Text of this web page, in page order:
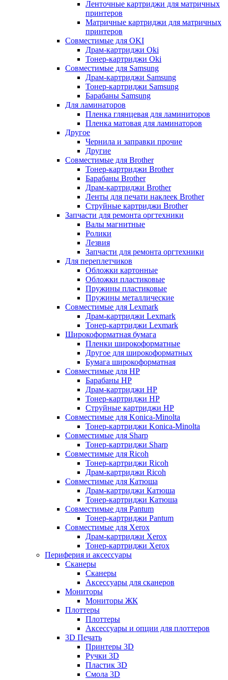
Ленточные картриджи для матричных
принтеров
Матричные картриджи для матричных
принтеров
Совместимые для OKI
Драм-картриджи Oki
Тонер-картриджи Oki
Совместимые для Samsung
Драм-картриджи Samsung
Тонер-картриджи Samsung
Барабаны Samsung
Для ламинаторов
Пленка глянцевая для ламиниторов
Пленка матовая для ламинаторов
Другое
Чернила и заправки прочие
Другие
Совместимые для Brother
Тонер-картриджи Brother
Барабаны Brother
Драм-картриджи Brother
Ленты для печати наклеек Brother
Струйные картриджи Brother
Запчасти для ремонта оргтехники
Валы магнитные
Ролики
Лезвия
Запчасти для ремонта оргтехники
Для переплетчиков
Обложки картонные
Обложки пластиковые
Пружины пластиковые
Пружины металлические
Совместимые для Lexmark
Драм-картриджи Lexmark
Тонер-картриджи Lexmark
Широкоформатная бумага
Пленки широкоформатные
Другое для широкоформатных
Бумага широкоформатная
Совместимые для HP
Барабаны HP
Драм-картриджи HP
Тонер-картриджи HP
Струйные картриджи HP
Совместимые для Konica-Minolta
Тонер-картриджи Konica-Minolta
Совместимые для Sharp
Тонер-картриджи Sharp
Совместимые для Ricoh
Тонер-картриджи Ricoh
Драм-картриджи Ricoh
Совместимые для Катюша
Драм-картриджи Катюша
Тонер-картриджи Катюша
Совместимые для Pantum
Тонер-картриджи Pantum
Совместимые для Xerox
Драм-картриджи Xerox
Тонер-картриджи Xerox
Периферия и аксессуары
Сканеры
Сканеры
Аксессуары для сканеров
Мониторы
Мониторы ЖК
Плоттеры
Плоттеры
Аксессуары и опции для плоттеров
3D Печать
Принтеры 3D
Ручки 3D
Пластик 3D
Смола 3D